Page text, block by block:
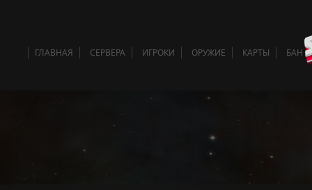
ГЛАВНАЯ СЕРВЕРА ИГРОКИ ОРУЖИЕ КАРТЫ БАН